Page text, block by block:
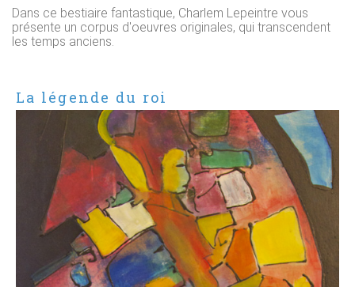
Dans ce bestiaire fantastique, Charlem Lepeintre vous
présente un corpus d'oeuvres originales, qui transcendent
les temps anciens.
La légende du roi